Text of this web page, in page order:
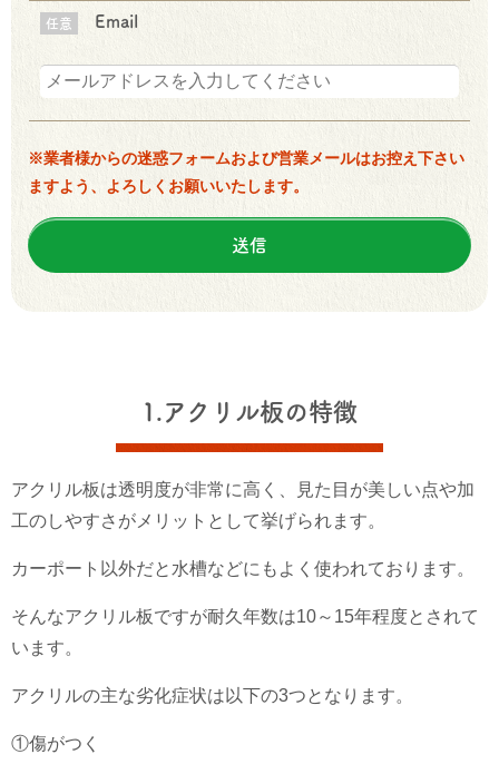
任意 Email
※業者様からの迷惑フォームおよび営業メールはお控え下さい
ますよう、よろしくお願いいたします。
1.アクリル板の特徴
アクリル板は透明度が非常に高く、見た目が美しい点や加
工のしやすさがメリットとして挙げられます。
カーポート以外だと水槽などにもよく使われております。
そんなアクリル板ですが耐久年数は10～15年程度とされて
います。
アクリルの主な劣化症状は以下の3つとなります。
①傷がつく